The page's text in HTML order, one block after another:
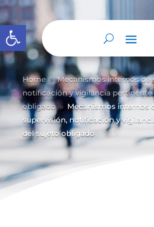
Abrir barra de herramientas
Home 9 Mecanismos internos de
notificación y vigilancia pertinente
obligado 9 Mecanismos internos
supervisión, notificación y
del sujeto obligado